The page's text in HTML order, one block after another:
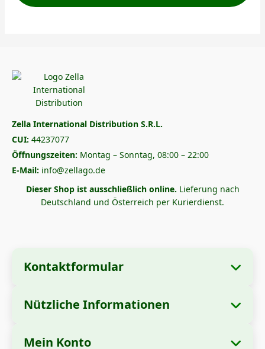
Zella International Distribution S.R.L.
CUI: 44237077
Öffnungszeiten: Montag – Sonntag, 08:00 – 22:00
E-Mail: info@zellago.de
Dieser Shop ist ausschließlich online. Lieferung nach
Deutschland und Österreich per Kurierdienst.
Kontaktformular
Firmenname:
Nützliche Informationen
Mein Konto